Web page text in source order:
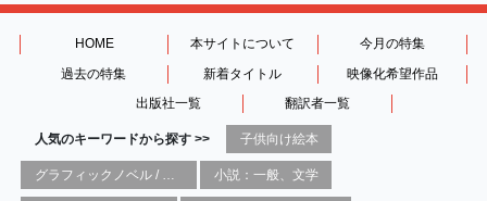
HOME 本サイトについて
今月の特集
過去の特集
新着タイトル
映像化希望作品
出版社一覧
翻訳者一覧
人気のキーワードから探す >> 子供向け絵本
小説：一般、文学